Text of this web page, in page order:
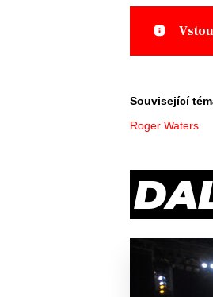
Související
Roger Waters